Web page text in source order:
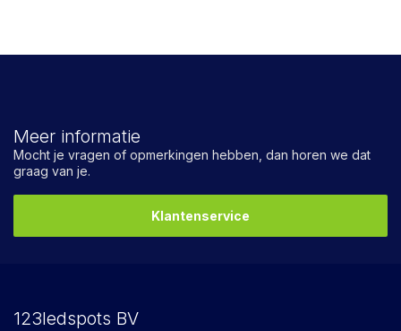
Meer informatie
Mocht je vragen of opmerkingen hebben, dan horen we dat
graag van je.
Klantenservice
123ledspots BV